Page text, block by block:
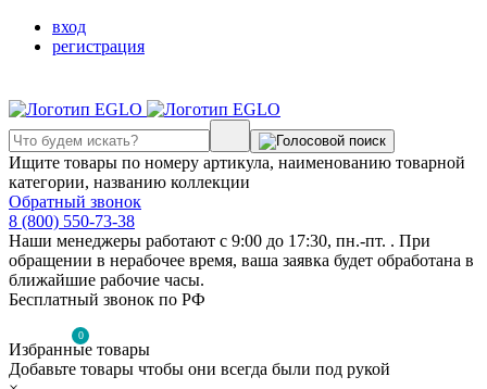
вход
регистрация
Ищите товары по номеру артикула, наименованию товарной
категории, названию коллекции
Обратный звонок
8 (800) 550-73-38
Наши менеджеры работают с 9:00 до 17:30, пн.-пт. . При
обращении в нерабочее время, ваша заявка будет обработана в
ближайшие рабочие часы.
Бесплатный звонок по РФ
0
Избранные товары
Добавьте товары чтобы они всегда были под рукой